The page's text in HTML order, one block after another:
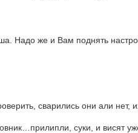
Надо же и Вам поднять
сварились они али
суки, и висят